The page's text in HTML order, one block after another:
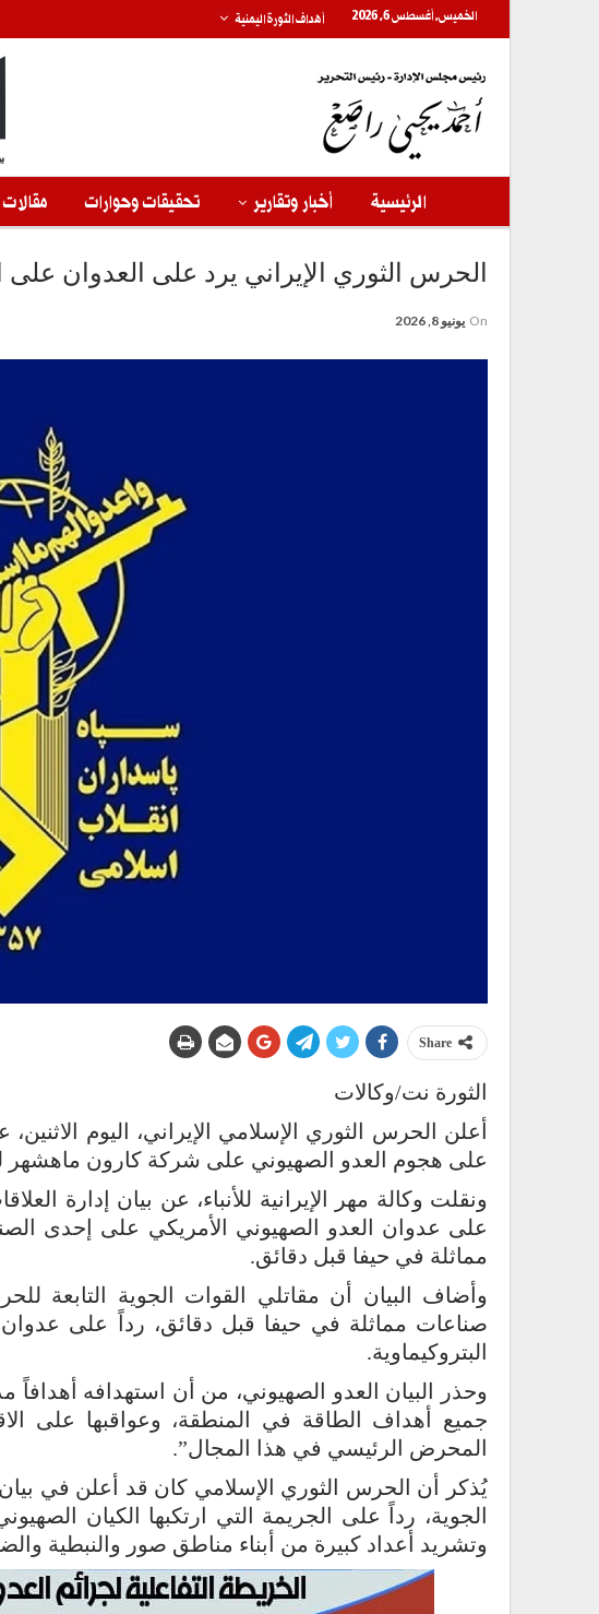
الخميس, أغسطس 6, 2026 أهداف الثورة اليمنية
الرئيسية أخبار وتقارير تحقيقات وحوارات مقالات
الحرس الثوري الإيراني يرد على العدوان
On يونيو 8, 2026
Share
الثورة نت/وكالات
أعلن الحرس الثوري الإسلامي الإيراني، اليوم
على هجوم العدو الصهيوني على شركة كارون ماهشهر
ونقلت وكالة مهر الإيرانية للأنباء، عن بيان إدارة
على عدوان العدو الصهيوني الأمريكي على إحدى
مماثلة في حيفا قبل دقائق.
وأضاف البيان أن مقاتلي القوات الجوية التابعة
صناعات مماثلة في حيفا قبل دقائق، رداً على
البتروكيماوية.
وحذر البيان العدو الصهيوني، من أن استهدافه
جميع أهداف الطاقة في المنطقة، وعواقبها على
المحرض الرئيسي في هذا المجال”.
يُذكر أن الحرس الثوري الإسلامي كان قد أعلن في
الجوية، رداً على الجريمة التي ارتكبها الكيان
وتشريد أعداد كبيرة من أبناء مناطق صور والنبطية